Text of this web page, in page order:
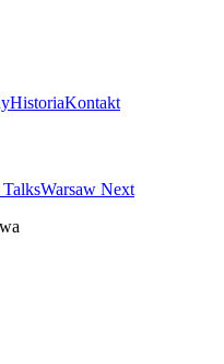
HistoriaKontakt
Warsaw Next